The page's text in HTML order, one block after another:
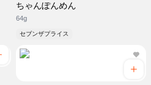
ちゃんぽんめん
64g
セブンザプライス